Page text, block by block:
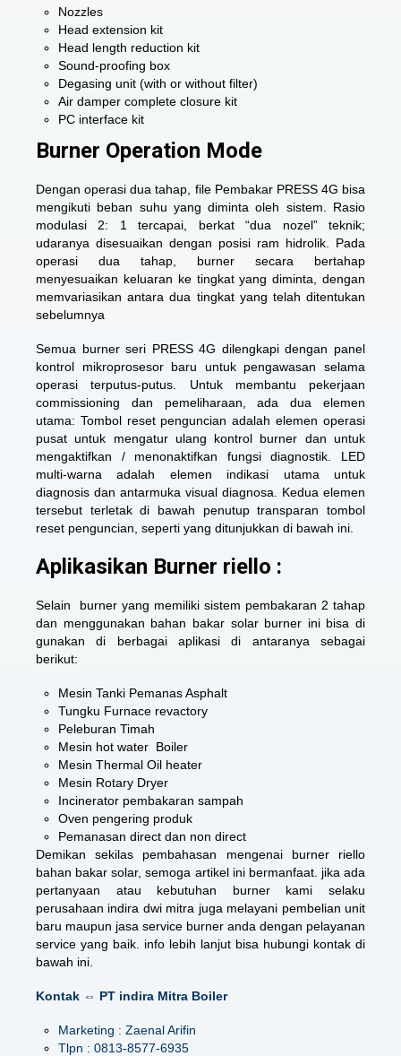
Nozzles
Head extension kit
Head length reduction kit
Sound-proofing box
Degasing unit (with or without filter)
Air damper complete closure kit
PC interface kit
Burner Operation Mode
Dengan operasi dua tahap, file Pembakar PRESS 4G bisa
mengikuti beban suhu yang diminta oleh sistem. Rasio
modulasi 2: 1 tercapai, berkat “dua nozel” teknik;
udaranya disesuaikan dengan posisi ram hidrolik. Pada
operasi dua tahap, burner secara bertahap
menyesuaikan keluaran ke tingkat yang diminta, dengan
memvariasikan antara dua tingkat yang telah ditentukan
sebelumnya
Semua burner seri PRESS 4G dilengkapi dengan panel
kontrol mikroprosesor baru untuk pengawasan selama
operasi terputus-putus. Untuk membantu pekerjaan
commissioning dan pemeliharaan, ada dua elemen
utama: Tombol reset penguncian adalah elemen operasi
pusat untuk mengatur ulang kontrol burner dan untuk
mengaktifkan / menonaktifkan fungsi diagnostik. LED
multi-warna adalah elemen indikasi utama untuk
diagnosis dan antarmuka visual diagnosa. Kedua elemen
tersebut terletak di bawah penutup transparan tombol
reset penguncian, seperti yang ditunjukkan di bawah ini.
Aplikasikan Burner riello :
Selain burner yang memiliki sistem pembakaran 2 tahap
dan menggunakan bahan bakar solar burner ini bisa di
gunakan di berbagai aplikasi di antaranya sebagai
berikut:
Mesin Tanki Pemanas Asphalt
Tungku Furnace revactory
Peleburan Timah
Mesin hot water Boiler
Mesin Thermal Oil heater
Mesin Rotary Dryer
Incinerator pembakaran sampah
Oven pengering produk
Pemanasan direct dan non direct
Demikan sekilas pembahasan mengenai burner riello
bahan bakar solar, semoga artikel ini bermanfaat. jika ada
pertanyaan atau kebutuhan burner kami selaku
perusahaan indira dwi mitra juga melayani pembelian unit
baru maupun jasa service burner anda dengan pelayanan
service yang baik. info lebih lanjut bisa hubungi kontak di
bawah ini.
Kontak ⇔ PT indira Mitra Boiler
Marketing : Zaenal Arifin
Tlpn : 0813-8577-6935